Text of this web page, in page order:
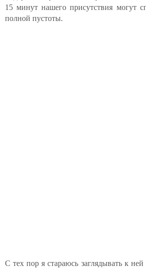
15 минут нашего присутствия могут
полной пустоты.
С тех пор я стараюсь заглядывать к